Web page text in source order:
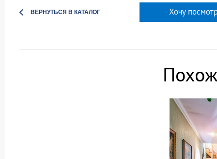
ВЕРНУТЬСЯ В КАТАЛОГ Хочу